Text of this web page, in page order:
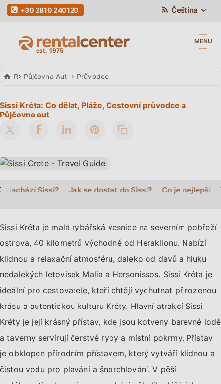
Čeština
+30 2810 240120
MENU
Rental Center Crete
Půjčovna Aut Průvodce
Sissi Kréta: Co dělat, Pláže, Cestovní průvodce a
Půjčovna aut
nachází Sissi? Jak se dostat do Sissi? Co je nejlepší
Sissi Kréta je malá rybářská vesnice na severním pobřeží
ostrova, 40 kilometrů východně od Heraklionu. Nabízí
klidnou a relaxační atmosféru, daleko od davů a hluku
nedalekých letovisek Malia a Hersonissos. Sissi Kréta je
ideální pro cestovatele, kteří chtějí vychutnat přirozenou
krásu a autentickou kulturu Kréty. Hlavní atrakcí Sissi
Kréty je její krásný přístav, kde jsou kotveny barevné lodě
a taverny servírují čerstvé ryby a místní pokrmy. Přístav
je obklopen přírodním přístavem, který vytváří klidnou a
čistou vodu pro plavání a šnorchlování. V pěší